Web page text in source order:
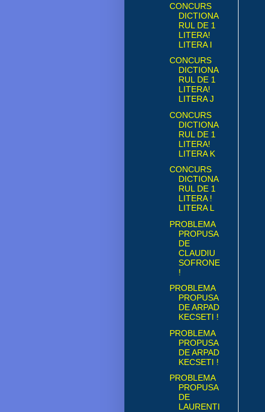
CONCURS
DICTIONA
RUL DE 1
LITERA!
LITERA I
CONCURS
DICTIONA
RUL DE 1
LITERA!
LITERA J
CONCURS
DICTIONA
RUL DE 1
LITERA!
LITERA K
CONCURS
DICTIONA
RUL DE 1
LITERA !
LITERA L
PROBLEMA
PROPUSA
DE
CLAUDIU
SOFRONE
!
PROBLEMA
PROPUSA
DE ARPAD
KECSETI !
PROBLEMA
PROPUSA
DE ARPAD
KECSETI !
PROBLEMA
PROPUSA
DE
LAURENTI